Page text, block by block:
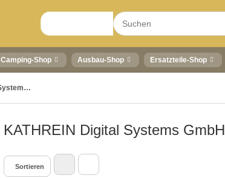
Camping-Shop Ausbau-Shop Ersatzteile-Shop
KATHREIN Digital Systems GmbH
KATHREIN Digital Systems GmbH
Sortieren